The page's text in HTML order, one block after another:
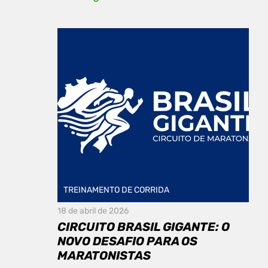
TREINAMENTO DE CORRIDA
18 de abril de 2026
CIRCUITO BRASIL GIGANTE: O
NOVO DESAFIO PARA OS
MARATONISTAS